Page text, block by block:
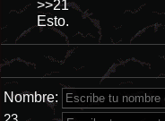
>>21
Esto.
Nombre: